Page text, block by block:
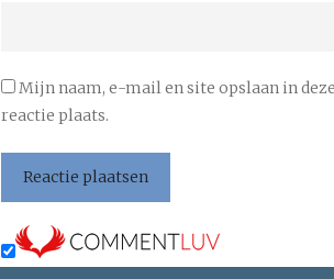
Mijn naam, e-mail en site opslaan in
reactie plaats.